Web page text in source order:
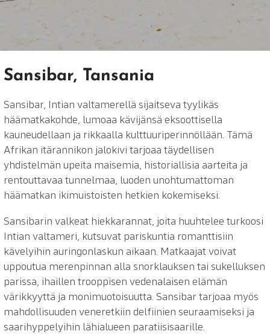
Sansibar, Tansania
Sansibar, Intian valtamerellä sijaitseva tyylikäs
häämatkakohde, lumoaa kävijänsä eksoottisella
kauneudellaan ja rikkaalla kulttuuriperinnöllään. Tämä
Afrikan itärannikon jalokivi tarjoaa täydellisen
yhdistelmän upeita maisemia, historiallisia aarteita ja
rentouttavaa tunnelmaa, luoden unohtumattoman
häämatkan ikimuistoisten hetkien kokemiseksi.
Sansibarin valkeat hiekkarannat, joita huuhtelee turkoosi
Intian valtameri, kutsuvat pariskuntia romanttisiin
kävelyihin auringonlaskun aikaan. Matkaajat voivat
uppoutua merenpinnan alla snorklauksen tai sukelluksen
parissa, ihaillen trooppisen vedenalaisen elämän
värikkyyttä ja monimuotoisuutta. Sansibar tarjoaa myös
mahdollisuuden veneretkiin delfiinien seuraamiseksi ja
saarihyppelyihin lähialueen paratiisisaarille.